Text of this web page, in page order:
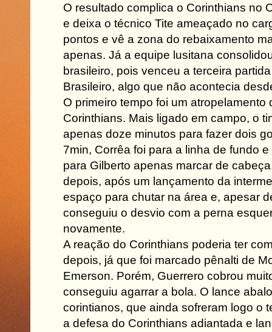
O resultado complica o Corinthians no
e deixa o técnico Tite ameaçado no
pontos e vê a zona do rebaixamento
apenas. Já a equipe lusitana
brasileiro, pois venceu a terceira
Brasileiro, algo que não acontecia
O primeiro tempo foi um
Corinthians. Mais ligado em campo, o
apenas doze minutos para fazer dois
7min, Corrêa foi para a linha de fundo
para Gilberto apenas marcar de
depois, após um lançamento da
espaço para chutar na área e, apesar
conseguiu o desvio com a perna
novamente.
A reação do Corinthians poderia ter
depois, já que foi marcado pênalti de
Emerson. Porém, Guerrero cobrou
conseguiu agarrar a bola. O lance
corintianos, que ainda sofreram logo o
a defesa do Corinthians adiantada e